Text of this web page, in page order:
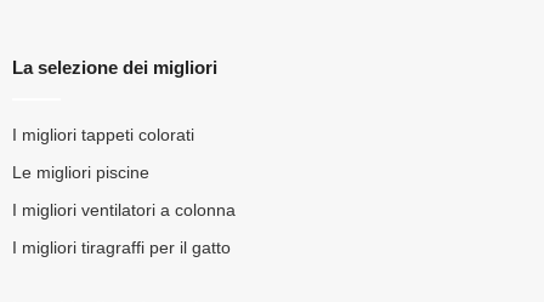
La selezione dei migliori
I migliori tappeti colorati
Le migliori piscine
I migliori ventilatori a colonna
I migliori tiragraffi per il gatto